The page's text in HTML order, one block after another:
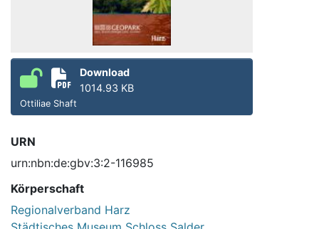
Download
1014.93 KB
Ottiliae Shaft
URN
urn:nbn:de:gbv:3:2-116985
Körperschaft
Regionalverband Harz